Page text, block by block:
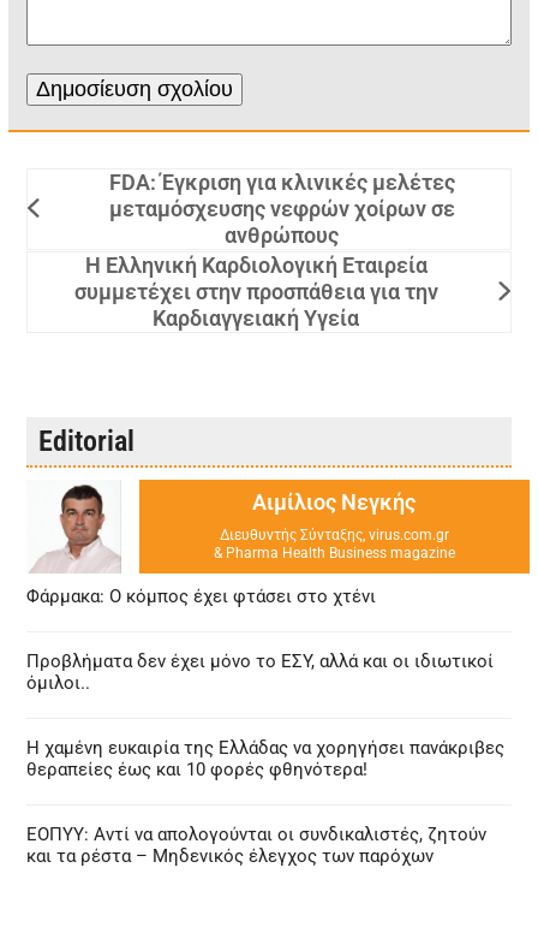
FDA: Έγκριση για κλινικές μελέτες
μεταμόσχευσης νεφρών χοίρων σε
ανθρώπους
Η Ελληνική Καρδιολογική Εταιρεία
συμμετέχει στην προσπάθεια για την
Καρδιαγγειακή Υγεία
Editorial
Αιμίλιος Νεγκής
Διευθυντής Σύνταξης, virus.com.gr
& Pharma Health Business magazine
Φάρμακα: Ο κόμπος έχει φτάσει στο χτένι
Προβλήματα δεν έχει μόνο το ΕΣΥ, αλλά και οι ιδιωτικοί
όμιλοι..
Η χαμένη ευκαιρία της Ελλάδας να χορηγήσει πανάκριβες
θεραπείες έως και 10 φορές φθηνότερα!
ΕΟΠΥΥ: Αντί να απολογούνται οι συνδικαλιστές, ζητούν
και τα ρέστα – Μηδενικός έλεγχος των παρόχων